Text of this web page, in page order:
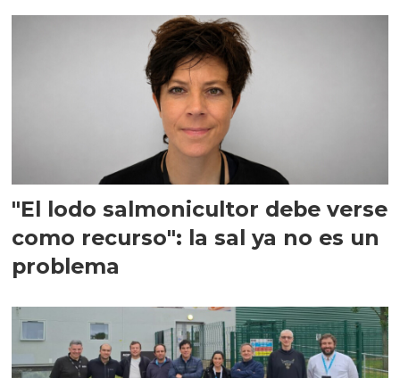
"El lodo salmonicultor debe verse
como recurso": la sal ya no es un
problema